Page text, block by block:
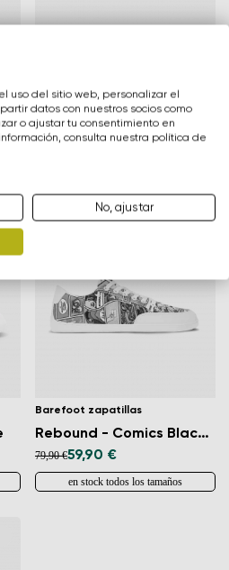
79,90 €59,90 €
en stock todos los tamaños
Barefoot zapatillas
Rebound - Comics Black & White
79,90 €59,90 €
en stock todos los tamaños
uso del sitio web, personalizar el
datos con nuestros socios como
o ajustar tu consentimiento en
consulta nuestra política de
No, ajustar